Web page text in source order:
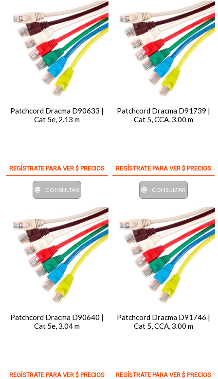
Patchcord Dracma D90633 |
Cat 5e, 2.13 m
REGÍSTRATE PARA VER $ PRECIOS
CONSULTAR
Patchcord Dracma D91739 |
Cat 5, CCA, 3.00 m
REGÍSTRATE PARA VER $ PRECIOS
CONSULTAR
Patchcord Dracma D90640 |
Cat 5e, 3.04 m
REGÍSTRATE PARA VER $ PRECIOS
Patchcord Dracma D91746 |
Cat 5, CCA, 3.00 m
REGÍSTRATE PARA VER $ PRECIOS